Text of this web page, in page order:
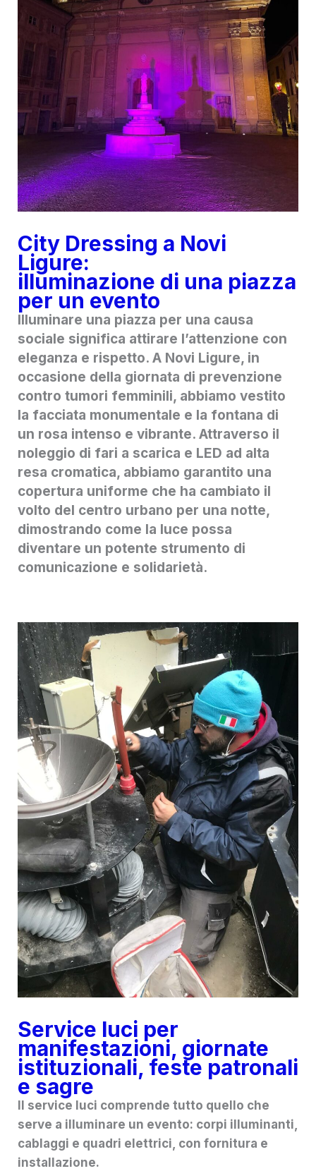
City Dressing a Novi
Ligure:
illuminazione di una piazza
per un evento
Illuminare una piazza per una causa
sociale significa attirare l’attenzione con
eleganza e rispetto. A Novi Ligure, in
occasione della giornata di prevenzione
contro tumori femminili, abbiamo vestito
la facciata monumentale e la fontana di
un rosa intenso e vibrante. Attraverso il
noleggio di fari a scarica e LED ad alta
resa cromatica, abbiamo garantito una
copertura uniforme che ha cambiato il
volto del centro urbano per una notte,
dimostrando come la luce possa
diventare un potente strumento di
comunicazione e solidarietà.
Service luci per
manifestazioni, giornate
istituzionali, feste patronali
e sagre
Il service luci comprende tutto quello che
serve a illuminare un evento: corpi illuminanti,
cablaggi e quadri elettrici, con fornitura e
installazione.